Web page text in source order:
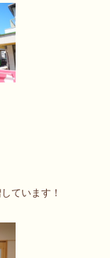
ています！